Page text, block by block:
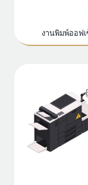
งานพิมพ์ออฟ